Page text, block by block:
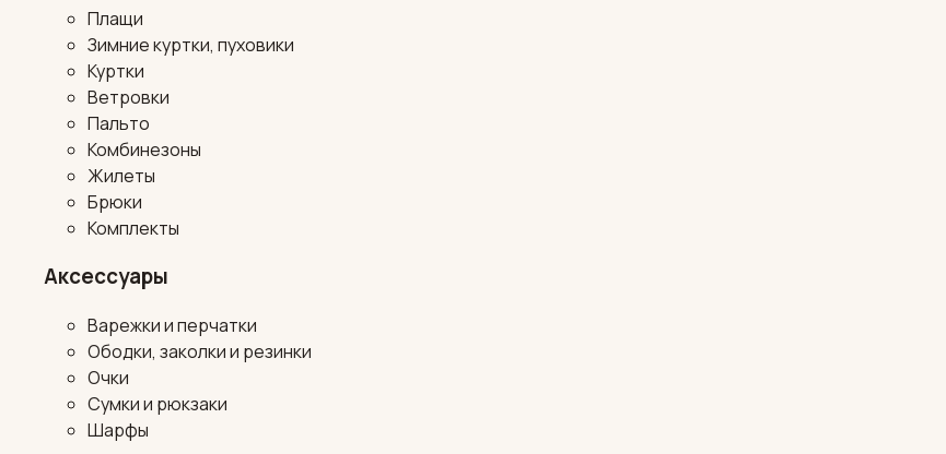
Плащи
Зимние куртки, пуховики
Куртки
Ветровки
Пальто
Комбинезоны
Жилеты
Брюки
Комплекты
Аксессуары
Варежки и перчатки
Ободки, заколки и резинки
Очки
Сумки и рюкзаки
Шарфы